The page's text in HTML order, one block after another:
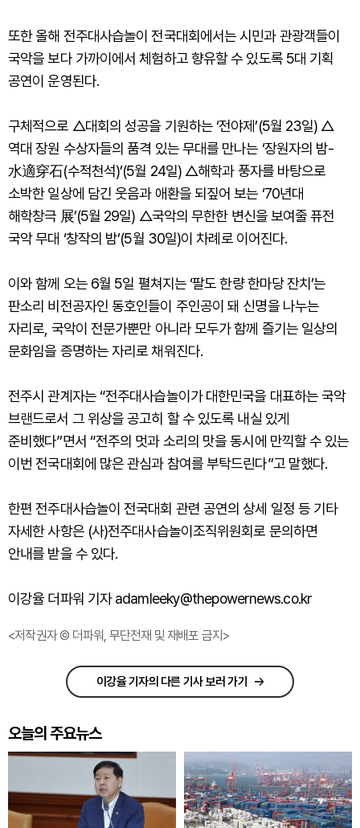
또한 올해 전주대사습놀이 전국대회에서는 시민과 관광객들이
국악을 보다 가까이에서 체험하고 향유할 수 있도록 5대 기획
공연이 운영된다.
구체적으로 △대회의 성공을 기원하는 ‘전야제’(5월 23일) △
역대 장원 수상자들의 품격 있는 무대를 만나는 ‘장원자의 밤-
水適穿石(수적천석)’(5월 24일) △해학과 풍자를 바탕으로
소박한 일상에 담긴 웃음과 애환을 되짚어 보는 ‘70년대
해학창극 展’(5월 29일) △국악의 무한한 변신을 보여줄 퓨전
국악 무대 ‘창작의 밤’(5월 30일)이 차례로 이어진다.
이와 함께 오는 6월 5일 펼쳐지는 ‘팔도 한량 한마당 잔치’는
판소리 비전공자인 동호인들이 주인공이 돼 신명을 나누는
자리로, 국악이 전문가뿐만 아니라 모두가 함께 즐기는 일상의
문화임을 증명하는 자리로 채워진다.
전주시 관계자는 “전주대사습놀이가 대한민국을 대표하는 국악
브랜드로서 그 위상을 공고히 할 수 있도록 내실 있게
준비했다”면서 “전주의 멋과 소리의 맛을 동시에 만끽할 수 있는
이번 전국대회에 많은 관심과 참여를 부탁드린다”고 말했다.
한편 전주대사습놀이 전국대회 관련 공연의 상세 일정 등 기타
자세한 사항은 (사)전주대사습놀이조직위원회로 문의하면
안내를 받을 수 있다.
이강율 더파워 기자 adamleeky@thepowernews.co.kr
<저작권자 © 더파워, 무단전재 및 재배포 금지>
이강율 기자의 다른 기사 보러 가기
오늘의 주요뉴스